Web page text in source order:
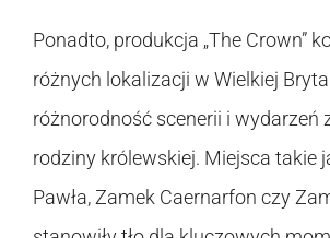
Ponadto, produkcja „The Crown”
różnych lokalizacji w Wielkiej
różnorodność scenerii i wydarzeń
rodziny królewskiej. Miejsca takie
Pawła, Zamek Caernarfon czy